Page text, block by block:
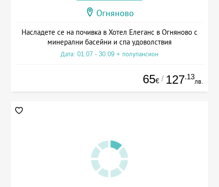
Огняново
Насладете се на почивка в Хотел Елеганс в Огняново с
минерални басейни и спа удоволствия
Дата: 01.07 - 30.09 + полупансион
65€ / 127.13
лв.